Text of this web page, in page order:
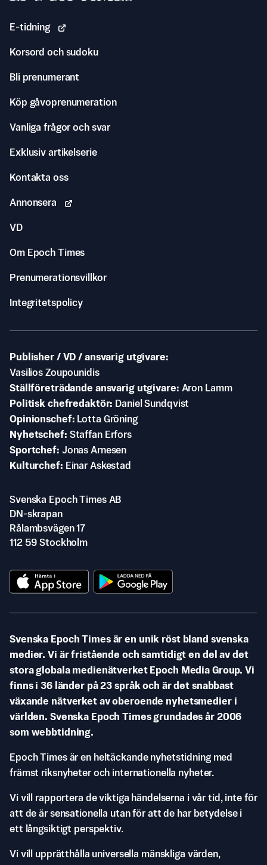
E-tidning
Korsord och sudoku
Bli prenumerant
Köp gåvoprenumeration
Vanliga frågor och svar
Exklusiv artikelserie
Kontakta oss
Annonsera
VD
Om Epoch Times
Prenumerationsvillkor
Integritetspolicy
Publisher / VD / ansvarig utgivare
Vasilios Zoupounidis
Ställföreträdande ansvarig utgivare Aron Lamm
Politisk chefredaktör
Daniel Sundqvist
Opinionschef
Lotta Gröning
Nyhetschef Staffan Erfors
Sportchef Jonas Arnesen
Kulturchef
Einar Askestad
Svenska Epoch Times AB
DN-skrapan
Rålambsvägen 17
112 59 Stockholm
Svenska Epoch Times är en unik röst bland svenska
medier. Vi är fristående och samtidigt en del av det
stora globala medienätverket Epoch Media Group. Vi
finns i 36 länder på 23 språk och är det snabbast
växande nätverket av oberoende nyhetsmedier i
världen. Svenska Epoch Times grundades år 2006
som webbtidning.
Epoch Times är en heltäckande nyhetstidning med
främst riksnyheter och internationella nyheter.
Vi vill rapportera de viktiga händelserna i vår tid, inte för
att de är sensationella utan för att de har betydelse i
ett långsiktigt perspektiv.
Vi vill upprätthålla universella mänskliga värden,